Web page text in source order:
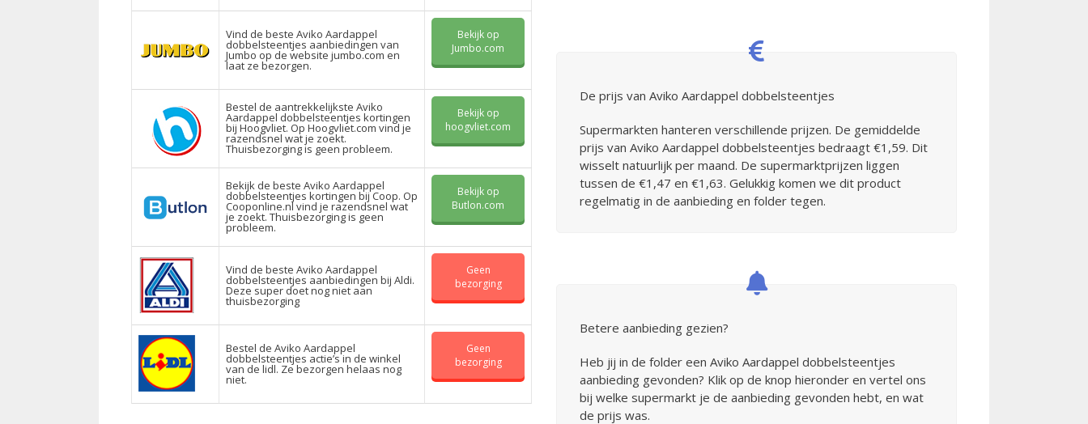
Vind de beste Aviko Aardappel
dobbelsteentjes aanbiedingen van
Jumbo op de website jumbo.com en
laat ze bezorgen.
Bekijk op
Jumbo.com
Bestel de aantrekkelijkste Aviko
Aardappel dobbelsteentjes kortingen
bij Hoogvliet. Op Hoogvliet.com vind je
razendsnel wat je zoekt.
Thuisbezorging is geen probleem.
Bekijk op
hoogvliet.com
Bekijk de beste Aviko Aardappel
dobbelsteentjes kortingen bij Coop. Op
Cooponline.nl vind je razendsnel wat
je zoekt. Thuisbezorging is geen
probleem.
Bekijk op
Butlon.com
Vind de beste Aviko Aardappel
dobbelsteentjes aanbiedingen bij Aldi.
Deze super doet nog niet aan
thuisbezorging
Geen
bezorging
Bestel de Aviko Aardappel
dobbelsteentjes actie’s in de winkel
van de lidl. Ze bezorgen helaas nog
niet.
Geen
bezorging
De prijs van Aviko Aardappel dobbelsteentjes
Supermarkten hanteren verschillende prijzen. De gemiddelde
prijs van Aviko Aardappel dobbelsteentjes bedraagt €1,59. Dit
wisselt natuurlijk per maand. De supermarktprijzen liggen
tussen de €1,47 en €1,63. Gelukkig komen we dit product
regelmatig in de aanbieding en folder tegen.
Betere aanbieding gezien?
Heb jij in de folder een Aviko Aardappel dobbelsteentjes
aanbieding gevonden? Klik op de knop hieronder en vertel ons
bij welke supermarkt je de aanbieding gevonden hebt, en wat
de prijs was.